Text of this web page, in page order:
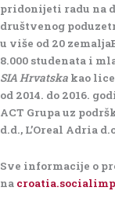
pridonijeti radu na
društvenog
u više od 20
8.000 studenata i
SIA Hrvatska kao
od 2014. do 2016.
ACT Grupa uz
d.d., L’Oreal Adria
Sve informacije o
na